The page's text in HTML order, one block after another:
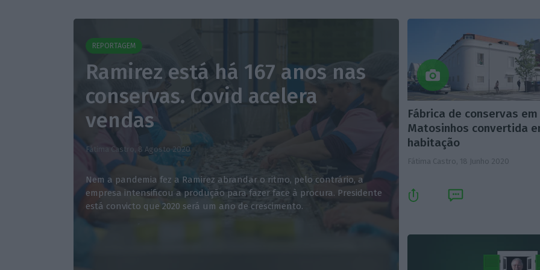
REPORTAGEM
Ramirez está há 167 anos nas
conservas. Covid acelera
vendas
Fátima Castro, 8 Agosto 2020
Nem a pandemia fez a Ramirez abrandar o ritmo, pelo contrário, a
empresa intensificou a produção para fazer face à procura. Presidente
está convicto que 2020 será um ano de crescimento.
Fábrica de conservas em
Matosinhos convertida
habitação
Fátima Castro, 18 Junho 2020